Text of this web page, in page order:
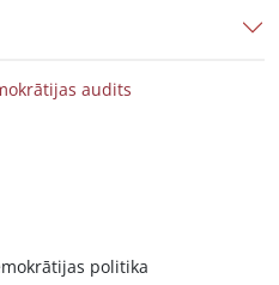
audits
politika